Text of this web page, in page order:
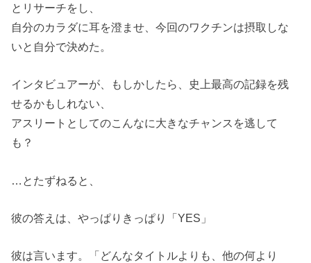
とリサーチをし、
自分のカラダに耳を澄ませ、今回のワクチンは摂取しな
いと自分で決めた。
インタビュアーが、もしかしたら、史上最高の記録を残
せるかもしれない、
アスリートとしてのこんなに大きなチャンスを逃して
も？
…とたずねると、
彼の答えは、やっぱりきっぱり「YES」
彼は言います。「どんなタイトルよりも、他の何より